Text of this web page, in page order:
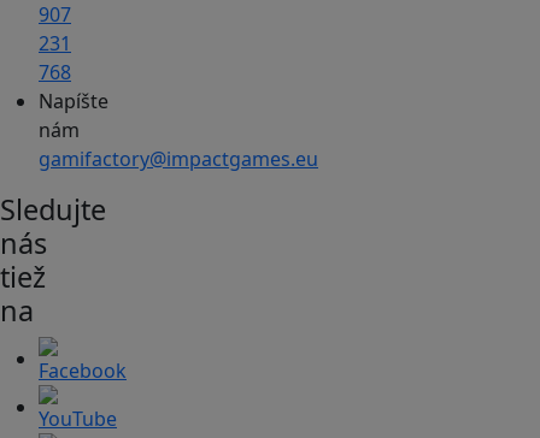
907
231
768
Napíšte
nám
gamifactory@impactgames.eu
Sledujte
nás
tiež
na